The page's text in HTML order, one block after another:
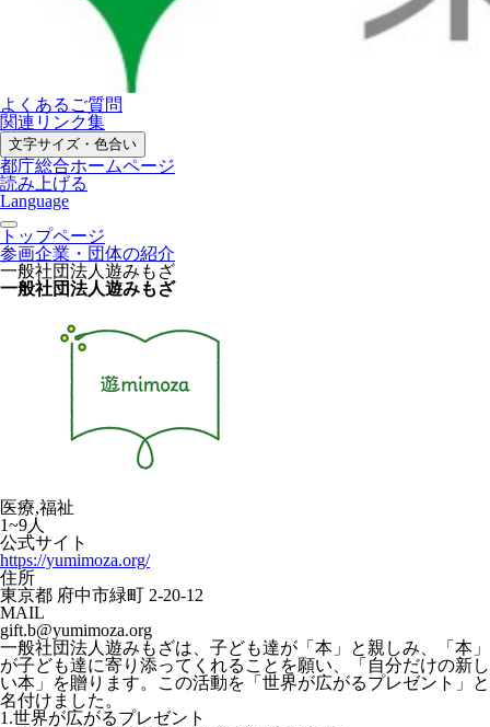
よくあるご質問
関連リンク集
文字サイズ・色合い
都庁総合ホームページ
読み上げる
Language
トップページ
参画企業・団体の紹介
一般社団法人遊みもざ
一般社団法人遊みもざ
医療,福祉
1~9人
公式サイト
https://yumimoza.org/
住所
東京都 府中市緑町 2-20-12
MAIL
gift.b@yumimoza.org
一般社団法人遊みもざは、子ども達が「本」と親しみ、「本」
が子ども達に寄り添ってくれることを願い、「自分だけの新し
い本」を贈ります。この活動を「世界が広がるプレゼント」と
名付けました。
1.世界が広がるプレゼント